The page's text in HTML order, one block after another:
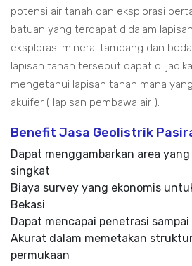
potensi air tanah dan eksplorasi
batuan yang terdapat didalam
eksplorasi mineral tambang dan
lapisan tanah tersebut dapat di
mengetahui lapisan tanah mana
akuifer ( lapisan pembawa air ).
Benefit Jasa Geolistrik
Dapat menggambarkan area
singkat
Biaya survey yang ekonomis
Bekasi
Dapat mencapai penetrasi
Akurat dalam memetakan
permukaan